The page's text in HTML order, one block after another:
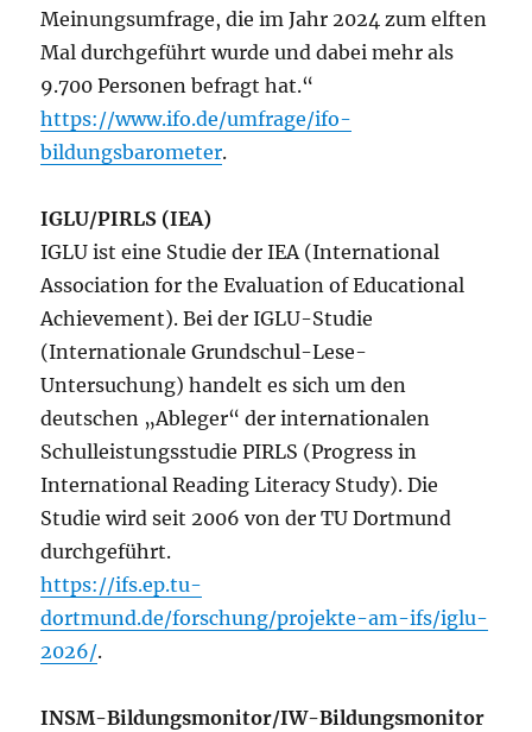
Meinungsumfrage, die im Jahr 2024 zum elften
Mal durchgeführt wurde und dabei mehr als
9.700 Personen befragt hat.“
https://www.ifo.de/umfrage/ifo-
bildungsbarometer.
IGLU/PIRLS (IEA)
IGLU ist eine Studie der IEA (International
Association for the Evaluation of Educational
Achievement). Bei der IGLU-Studie
(Internationale Grundschul-Lese-
Untersuchung) handelt es sich um den
deutschen „Ableger“ der internationalen
Schulleistungsstudie PIRLS (Progress in
International Reading Literacy Study). Die
Studie wird seit 2006 von der TU Dortmund
durchgeführt.
https://ifs.ep.tu-
dortmund.de/forschung/projekte-am-ifs/iglu-
2026/.
INSM-Bildungsmonitor/IW-Bildungsmonitor